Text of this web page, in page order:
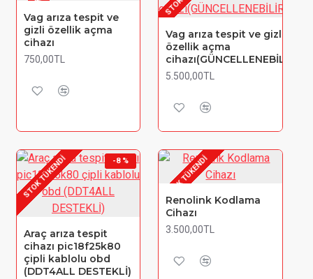
Vag arıza tespit ve
gizli özellik açma
cihazı
750,00TL
Vag arıza tespit ve gizli
özellik açma
cihazı(GÜNCELLENEBİLİR)
5.500,00TL
-8 %
STOK TÜKENDI
Araç arıza tespit
cihazı pic18f25k80
çipli kablolu obd
(DDT4ALL DESTEKLİ)
STOK TÜKENDI
Renolink Kodlama
Cihazı
3.500,00TL